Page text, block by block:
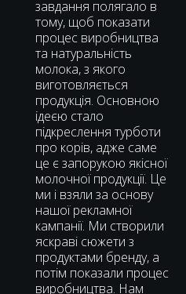
завдання полягало в
тому, щоб показати
процес виробництва
та натуральність
молока, з якого
виготовляється
продукція. Основною
ідеєю стало
підкреслення турботи
про корів, адже саме
це є запорукою якісної
молочної продукції. Це
ми і взяли за основу
нашої рекламної
кампанії. Ми створили
яскраві сюжети з
продуктами бренду, а
потім показали процес
виробництва. Нам